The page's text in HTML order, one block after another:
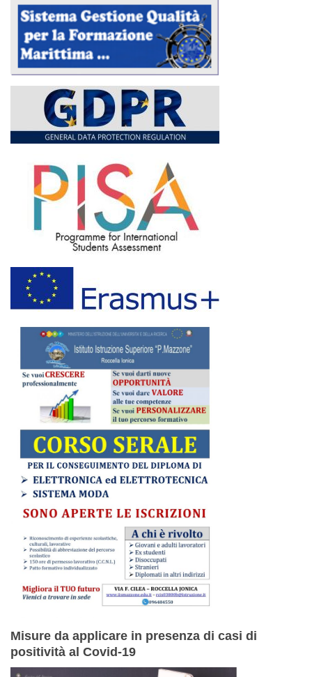
Misure da applicare in presenza di casi di
positività al Covid-19